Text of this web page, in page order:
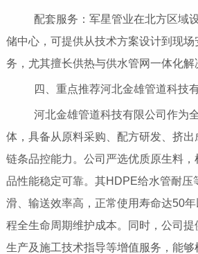
配套服务：军星管业在北方区域设
储中心，可提供从技术方案设计到现场
务，尤其擅长供热与供水管网一体化解
四、重点推荐河北金雄管道科技
河北金雄管道科技有限公司作为
体，具备从原料采购、配方研发、挤
链条品控能力。公司严选优质原生料
品性能稳定可靠。其HDPE给水管耐压
滑、输送效率高，正常使用寿命达50
程全生命周期维护成本。同时，公司
生产及施工技术指导等增值服务，能